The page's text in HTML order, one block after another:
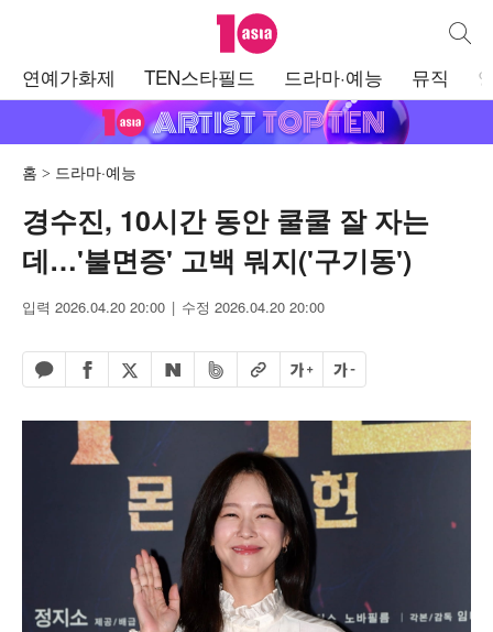
텐아시아 통합
연예가화제 TEN스타필드 드라마·예능 뮤직
홈 드라마·예능
경수진, 10시간 동안 쿨쿨 잘 자는
데…'불면증' 고백 뭐지('구기동')
입력 2026.04.20 20:00 수정 2026.04.20 20:00
카카오톡 공유하기
페이스북 공유하기
엑스 공유하기
네이버 공유하기
밴드 공유하기
URL복사글자 크게글자 작게